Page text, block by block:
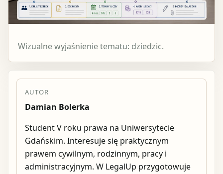
Wizualne wyjaśnienie tematu: dziedzic.
AUTOR
Damian Bolerka
Student V roku prawa na Uniwersytecie
Gdańskim. Interesuje się praktycznym
prawem cywilnym, rodzinnym, pracy i
administracyjnym. W LegalUp przygotowuje